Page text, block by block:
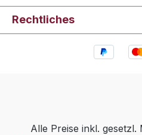
Rechtliches
Alle Preise inkl.